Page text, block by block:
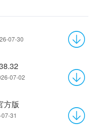
07-30
07-02
方版
31